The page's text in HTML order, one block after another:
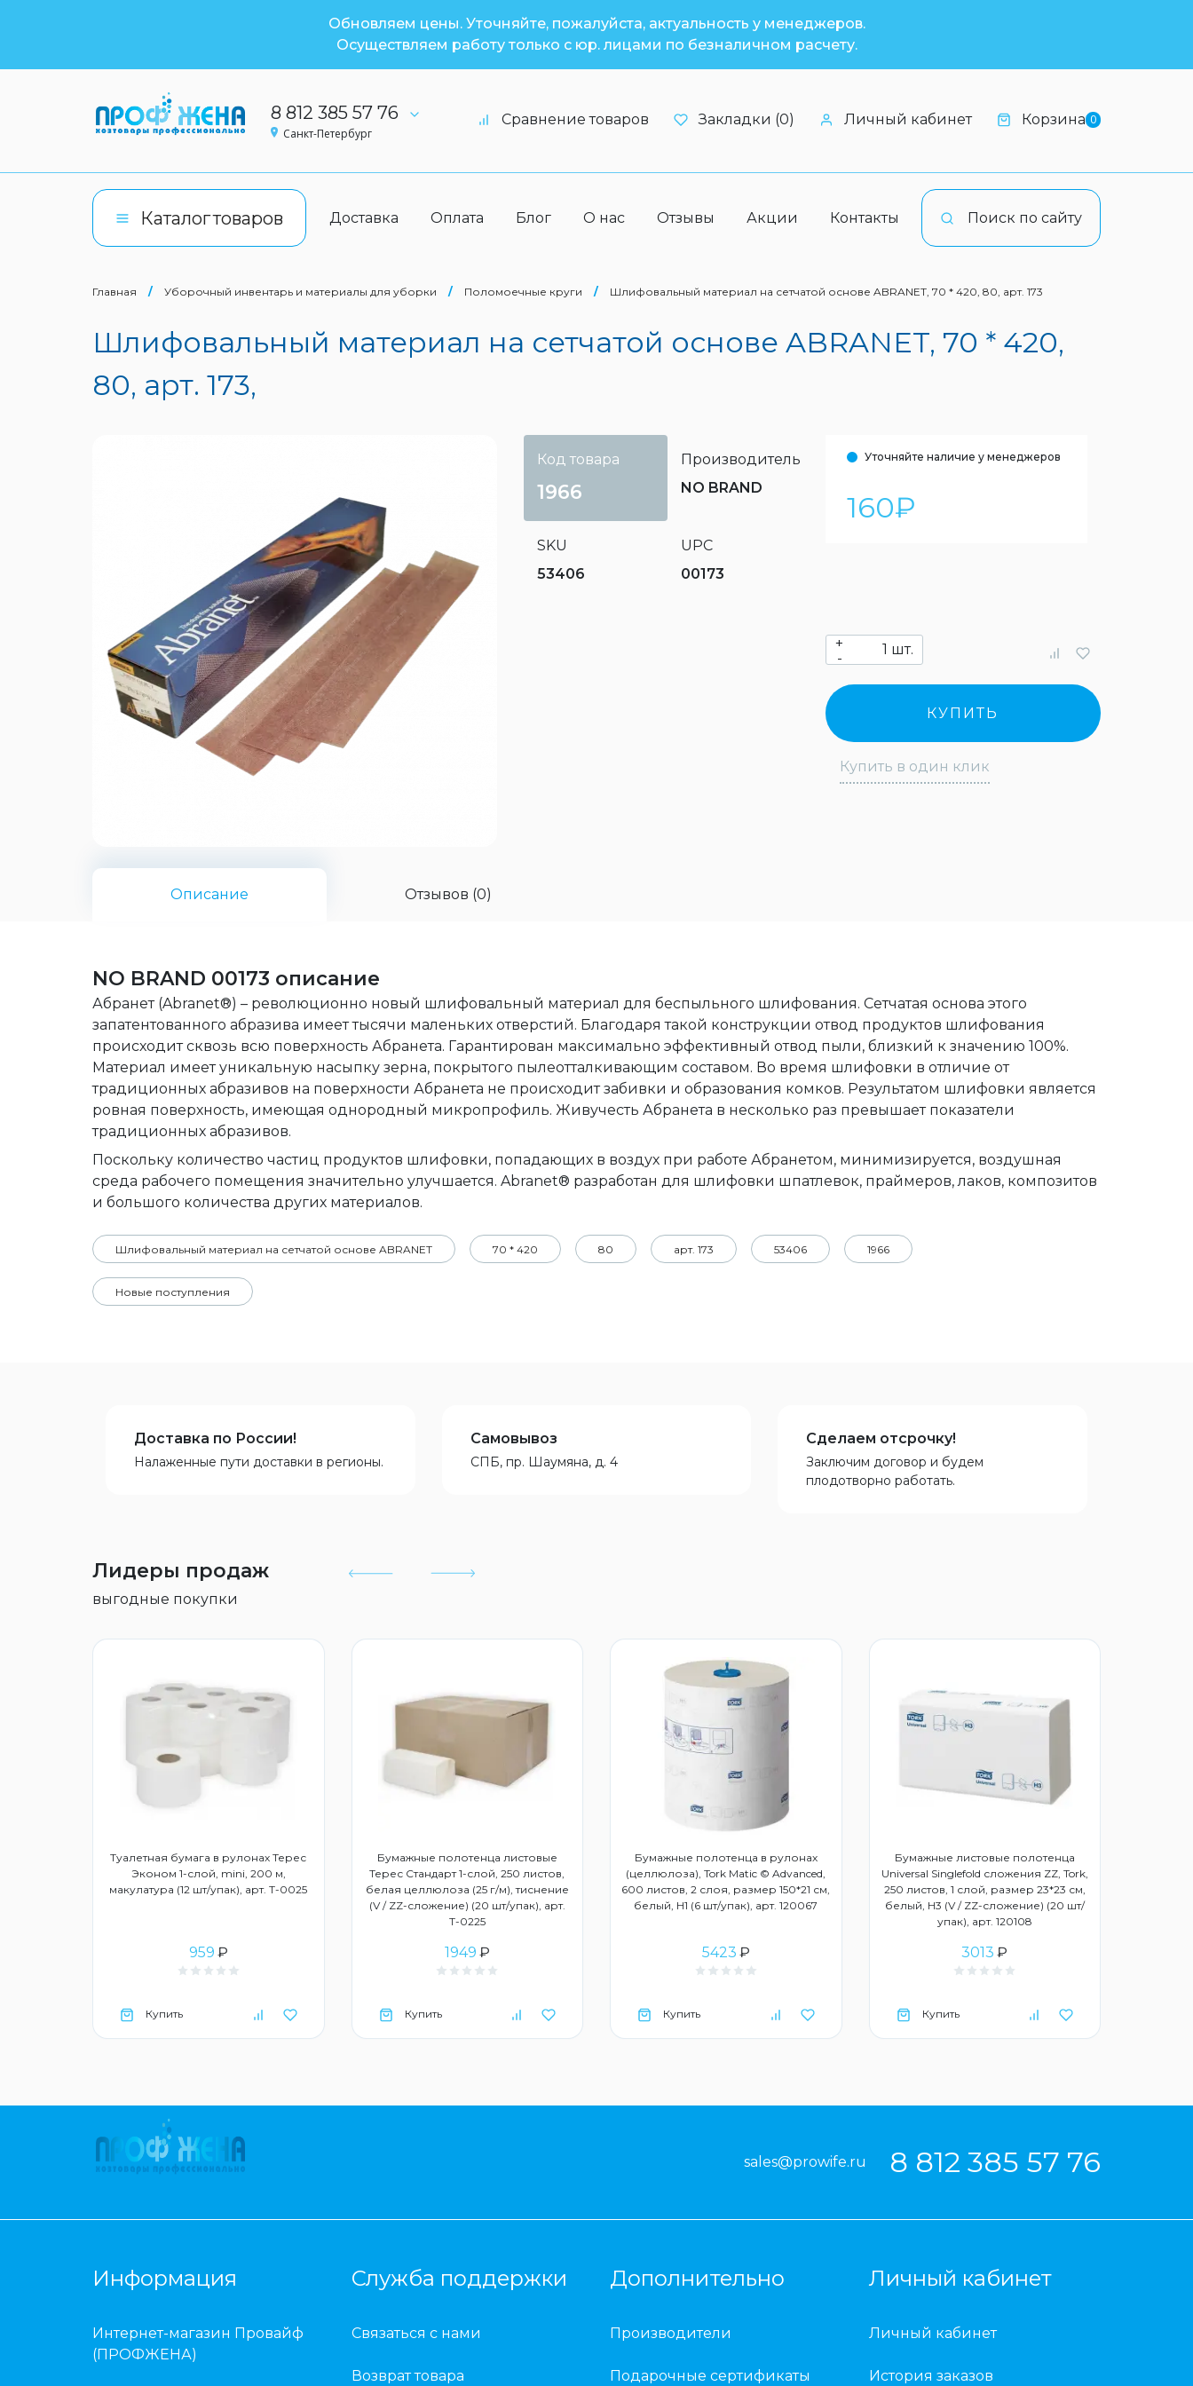
Обновляем цены. Уточняйте, пожалуйста, актуальность у менеджеров.
Осуществляем работу только с юр. лицами по безналичном расчету.
8 812 385 57 76
Санкт-Петербург
Сравнение товаров Закладки (0) Личный кабинет Корзина 0
Поиск по сайту
Каталогтоваров Доставка Оплата Блог О нас Отзывы Акции Контакты
Главная / Уборочный инвентарь и материалы для уборки / Поломоечные круги / Шлифовальный материал на сетчатой основе ABRANET, 70 * 420, 80, арт. 173
Шлифовальный материал на сетчатой основе ABRANET, 70 * 420,
80, арт. 173,
Код товара
1966
Производитель
NO BRAND
SKU
53406
UPC
00173
Уточняйте наличие у менеджеров
160₽
+
-
шт.
КУПИТЬ
Купить в один клик
Описание Отзывов (0)
NO BRAND 00173 описание
Абранет (Abranet®) – революционно новый шлифовальный материал для беспыльного шлифования. Сетчатая основа этого
запатентованного абразива имеет тысячи маленьких отверстий. Благодаря такой конструкции отвод продуктов шлифования
происходит сквозь всю поверхность Абранета. Гарантирован максимально эффективный отвод пыли, близкий к значению 100%.
Материал имеет уникальную насыпку зерна, покрытого пылеотталкивающим составом. Во время шлифовки в отличие от
традиционных абразивов на поверхности Абранета не происходит забивки и образования комков. Результатом шлифовки является
ровная поверхность, имеющая однородный микропрофиль. Живучесть Абранета в несколько раз превышает показатели
традиционных абразивов.
Поскольку количество частиц продуктов шлифовки, попадающих в воздух при работе Абранетом, минимизируется, воздушная
среда рабочего помещения значительно улучшается. Abranet® разработан для шлифовки шпатлевок, праймеров, лаков, композитов
и большого количества других материалов.
Шлифовальный материал на сетчатой основе ABRANET 70 * 420 80 арт. 173 53406 1966
Новые поступления
Доставка по России!
Налаженные пути доставки в регионы.
Самовывоз
СПБ, пр. Шаумяна, д. 4
Сделаем отсрочку!
Заключим договор и будем
плодотворно работать.
Лидеры продаж
выгодные покупки
Туалетная бумага в рулонах Терес
Эконом 1-слой, mini, 200 м,
макулатура (12 шт/упак), арт. Т-0025
959 ₽
Купить
Бумажные полотенца листовые
Терес Стандарт 1-слой, 250 листов,
белая целлюлоза (25 г/м), тиснение
(V / ZZ-сложение) (20 шт/упак), арт.
Т-0225
1949 ₽
Купить
Бумажные полотенца в рулонах
(целлюлоза), Tork Matic © Advanced,
600 листов, 2 слоя, размер 150*21 см,
белый, Н1 (6 шт/упак), арт. 120067
5423 ₽
Купить
Бумажные листовые полотенца
Universal Singlefold сложения ZZ, Tork,
250 листов, 1 слой, размер 23*23 см,
белый, Н3 (V / ZZ-сложение) (20 шт/
упак), арт. 120108
3013 ₽
Купить
sales@prowife.ru 8 812 385 57 76
Информация
Интернет-магазин Провайф
(ПРОФЖЕНА)
Служба поддержки
Связаться с нами
Возврат товара
Дополнительно
Производители
Подарочные сертификаты
Личный кабинет
Личный кабинет
История заказов